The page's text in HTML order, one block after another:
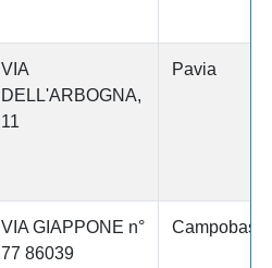
VIA
DELL'ARBOGNA,
11
Pavia
VIA GIAPPONE n°
77 86039